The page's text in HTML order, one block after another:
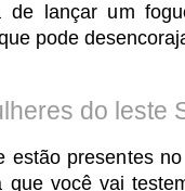
de lançar um
pode
do leste
estão presentes
que você vai